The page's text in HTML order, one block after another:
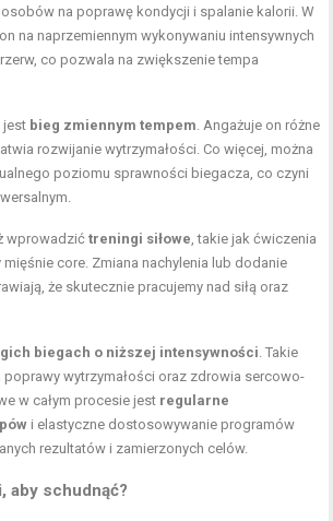
na poprawę kondycji i spalanie kalorii. W
na naprzemiennym wykonywaniu intensywnych
co pozwala na zwiększenie tempa
jest bieg zmiennym tempem . Angażuje on różne
rozwijanie wytrzymałości. Co więcej, można
poziomu sprawności biegacza, co czyni
wprowadzićtreningi siłowe , takie jakćwiczenia
mięśnie core. Zmiana nachylenia lub dodanie
że skutecznie pracujemy nad siłą oraz
biegach o niższej intensywności . Takie
poprawy wytrzymałości oraz zdrowia sercowo-
w całym procesie jest regularne
i elastyczne dostosowywanie programów
rezultatów i zamierzonych celów.
aby schudnąć?